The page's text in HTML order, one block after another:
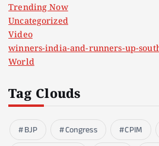
Trending Now
Uncategorized
Video
winners-india-and-runners-up-
World
Tag Clouds
BJP Congress CPIM